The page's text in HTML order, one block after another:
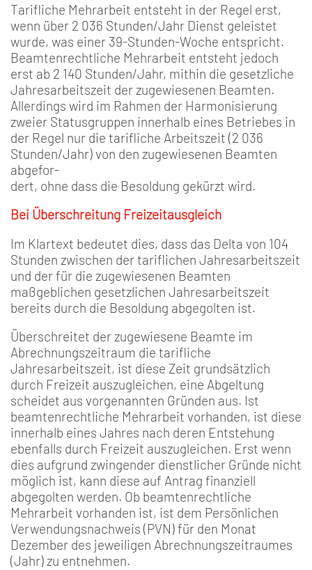
Tarifliche Mehrarbeit entsteht in der Regel erst,
wenn über 2 036 Stunden/Jahr Dienst geleistet
wurde, was einer 39-Stunden-Woche entspricht.
Beamtenrechtliche Mehrarbeit entsteht jedoch
erst ab 2 140 Stunden/Jahr, mithin die gesetzliche
Jahresarbeitszeit der zugewiesenen Beamten.
Allerdings wird im Rahmen der Harmonisierung
zweier Statusgruppen innerhalb eines Betriebes in
der Regel nur die tarifliche Arbeitszeit (2 036
Stunden/Jahr) von den zugewiesenen Beamten
abgefor-
dert, ohne dass die Besoldung gekürzt wird.
Bei Überschreitung Freizeitausgleich
Im Klartext bedeutet dies, dass das Delta von 104
Stunden zwischen der tariflichen Jahresarbeitszeit
und der für die zugewiesenen Beamten
maßgeblichen gesetzlichen Jahresarbeitszeit
bereits durch die Besoldung abgegolten ist.
Überschreitet der zugewiesene Beamte im
Abrechnungszeitraum die tarifliche
Jahresarbeitszeit, ist diese Zeit grundsätzlich
durch Freizeit auszugleichen, eine Abgeltung
scheidet aus vorgenannten Gründen aus. Ist
beamtenrechtliche Mehrarbeit vorhanden, ist diese
innerhalb eines Jahres nach deren Entstehung
ebenfalls durch Freizeit auszugleichen. Erst wenn
dies aufgrund zwingender dienstlicher Gründe nicht
möglich ist, kann diese auf Antrag finanziell
abgegolten werden. Ob beamtenrechtliche
Mehrarbeit vorhanden ist, ist dem Persönlichen
Verwendungsnachweis (PVN) für den Monat
Dezember des jeweiligen Abrechnungszeitraumes
(Jahr) zu entnehmen.